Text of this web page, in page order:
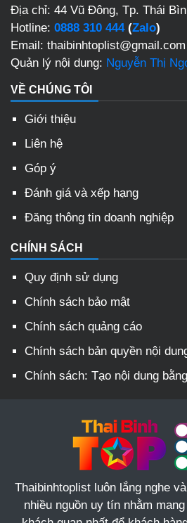
Địa chỉ: 44 Vũ Đông, Tp. Thái
Hotline: 0888 310 444(Zalo)
Email: thaibinhtoplist@gmail.com
Quản lý nội dung: Nguyễn Thị
VỀ CHÚNG TÔI
Giới thiệu
Liên hệ
Góp ý
Đánh giá và xếp hạng
Đăng thông tin doanh nghiệp
CHÍNH SÁCH
Quy định sử dụng
Chính sách bảo mật
Chính sách quảng cáo
Chính sách bản quyền nội
Chính sách: Tạo nội dung
Thaibinhtoplist luôn lắng nghe
nhiều nguồn uy tín nhằm